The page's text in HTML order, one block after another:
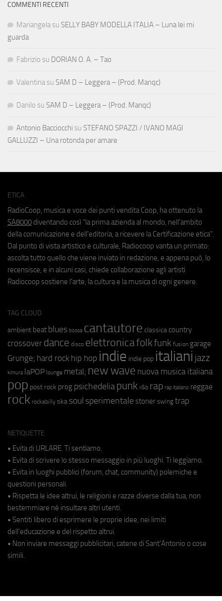
COMMENTI RECENTI
Mariangela su SELLY BABY MODELLA ITALIA – Luna lei mi
guarda
Fabrizio su DORIAN O. A. – Tao
Valentina su SAM D – Leggera – (Prod. Manqc)
Danilo su SAM D – Leggera – (Prod. Manqc)
Antonio Bacciocchi su STEFANO SPAZZI / IVANO MAGI
GALLUZZI – Una rotonda per amare
ETICA
RadioCoop, musica e voce dei punti vendita Coop, ha ottenuto la
SA8000 diventando così "la prima azienda al mondo, nell'ambito
della comunicazione e dell'editoria, a ricevere la Certificazione etica".
Dal punto di vista artistico e culturale, Radiocoop vanta un primato:
ascolta tutto quello che viene inviato in redazione, e appena può, lo
recensisce, e in alcuni casi, chiede collaborazione agli artisti.
Radiocoop sostiene l'arte, la cultura e la musica di ogni genere.
TAG CLOUD
ambient beat blues bossa cantautore classica country
crossover dance disco elettronicafolkfunk fusion garage
Grunge; hard rock hip hop indie indie pop italiani jazz
kimura laPOP lounge metal; new wave nuova musica italiana
pop post rock prog psichedeliapunk r&b rap rap italiano reggae
rock rockabilly ska soul sperimentale stoner swing trap
NETIQUETTE
• Evita di URLARE. Ti sentiamo.
• Evita di scrivere lo stesso messaggio in più luoghi. Ti leggiamo.
• Evita in luoghi pubblici (forum, chat, community) polemiche e
questioni personali.
• Rispetta le idee altrui, le religioni e razze diverse dalla tua, non
bestemmiare né insultare altri utenti.
• Sentiti libero di esprimere le proprie idee, nei limiti
dell'educazione e del rispetto altrui.
• Non inviare messaggi pubblicitari, catene di Sant'Antonio o cose
simili.